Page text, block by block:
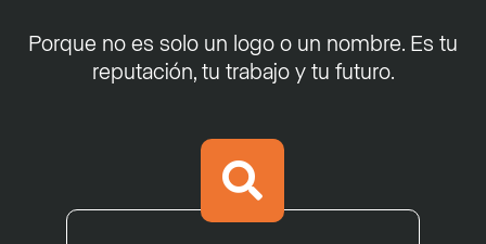
Porque no es solo un logo o un nombre. Es tu
reputación, tu trabajo y tu futuro.
